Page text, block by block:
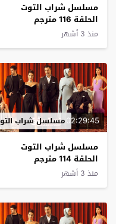
مسلسل شراب التوت
الحلقة 116 مترجم
منذ 3 أشهر
02:29:45مسلسل شراب
مسلسل شراب التوت
الحلقة 114 مترجم
منذ 3 أشهر